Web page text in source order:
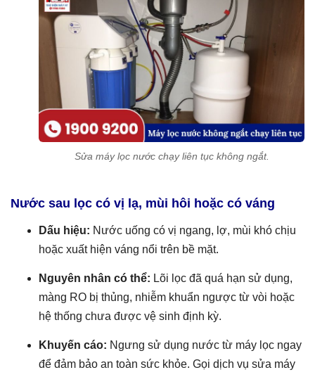
Sửa máy lọc nước chạy liên tục không ngắt.
Nước sau lọc có vị lạ, mùi hôi hoặc có váng
Dấu hiệu: Nước uống có vị ngang, lợ, mùi khó chịu
hoặc xuất hiện váng nổi trên bề mặt.
Nguyên nhân có thể: Lõi lọc đã quá hạn sử dụng,
màng RO bị thủng, nhiễm khuẩn ngược từ vòi hoặc
hệ thống chưa được vệ sinh định kỳ.
Khuyến cáo: Ngưng sử dụng nước từ máy lọc ngay
để đảm bảo an toàn sức khỏe. Gọi dịch vụ sửa máy